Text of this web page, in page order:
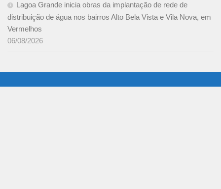
Lagoa Grande inicia obras da implantação de rede de
distribuição de água nos bairros Alto Bela Vista e Vila Nova, em
Vermelhos
06/08/2026